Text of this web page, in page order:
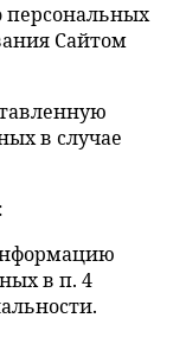
персональных
Сайтом
в случае
в п. 4